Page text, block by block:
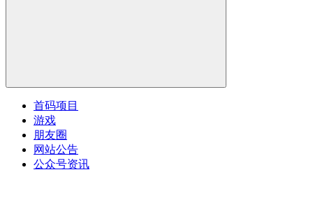
首码项目
游戏
朋友圈
网站公告
公众号资讯